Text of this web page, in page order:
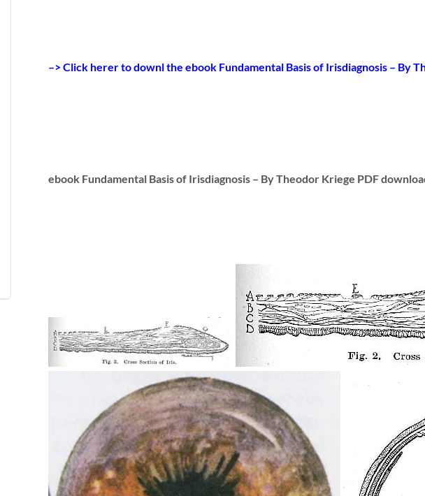
–>Click herer to downl the ebook Fundamental Basis of Irisdiagnosis– By
ebook Fundamental Basis of Irisdiagnosis– By Theodor Kriege PDF